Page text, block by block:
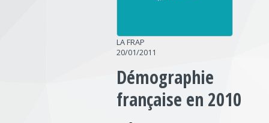
LA FRAP
20/01/2011
Démographie
française en 2010